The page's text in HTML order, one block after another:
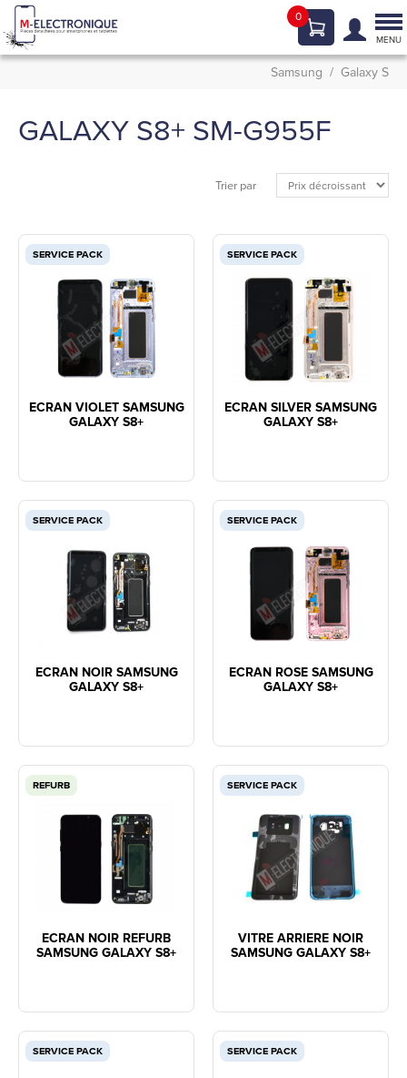
0
MENU
Samsung Galaxy S
GALAXY S8+ SM-G955F
Trier par
SERVICE PACK
ECRAN VIOLET SAMSUNG
GALAXY S8+
SERVICE PACK
ECRAN SILVER SAMSUNG
GALAXY S8+
SERVICE PACK
ECRAN NOIR SAMSUNG
GALAXY S8+
SERVICE PACK
ECRAN ROSE SAMSUNG
GALAXY S8+
REFURB
ECRAN NOIR REFURB
SAMSUNG GALAXY S8+
SERVICE PACK
VITRE ARRIERE NOIR
SAMSUNG GALAXY S8+
SERVICE PACK SERVICE PACK